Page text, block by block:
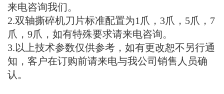
来电咨询我们。
2.双轴撕碎机刀片标准配置为1爪， 3爪， 5爪， 7
爪， 9爪，如有特殊要求请来电咨询。
3.以上技术参数仅供参考，如有更改恕不另行通
知，客户在订购前请来电与我公司销售人员确
认。